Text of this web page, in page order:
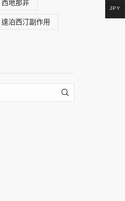
西地那非
達泊西汀副作用
SEARCH
JPY